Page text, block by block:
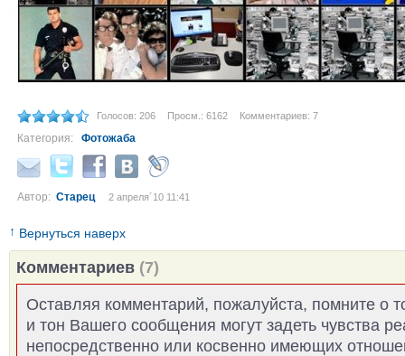
Голосов: 206 Просм.: 6162 Комментариев: 7
Категория: Фотожаба
Автор: Старец 2 апреля´10 11:41
↑ Вернуться наверх
Комментариев (7)
Оставляя комментарий, пожалуйста, помните о
и тон Вашего сообщения могут задеть чувства
непосредственно или косвенно имеющих